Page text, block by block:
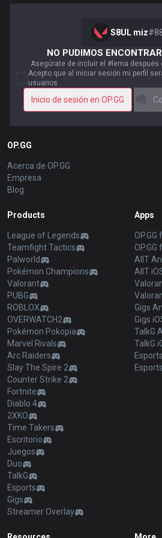
S8UL miz#
NO PUDIMOS
Asegúrate de incluir el #lema después
Acepto que al iniciar sesión mi perfil
usuarios
Inicio de sesión en OP.GG
OP.GG
Acerca de OP.GG
Empresa
Blog
Products
League of Legends
Teamfight Tactics
Palworld
Pokémon Champions
Valorant
PUBG
ROBLOX
OVERWATCH2
Pokémon Pokopia
Marvel Rivals
Arc Raiders
Slay The Spire 2
Counter Strike 2
Fortnite
Diablo 4
2XKO
Time Takers
Escritorio
Juegos
Duo
TalkG
Esports
Gigs
Streamer Overlay
Apps
AllT
AllT
Gigs
Gigs
TalkG
TalkG